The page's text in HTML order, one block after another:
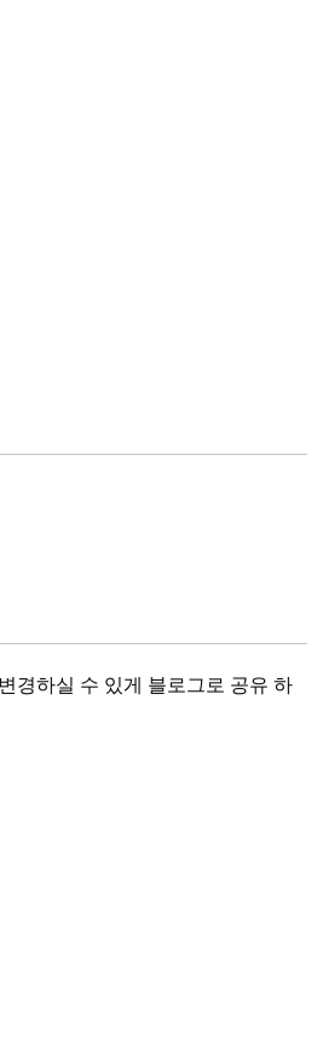
경하실 수 있게 블로그로 공유 하